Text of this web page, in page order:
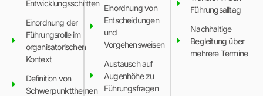
Entwicklungsschritten
Einordnung der
Führungsrolle im
organisatorischen
Kontext
Definition von
Schwerpunktthemen
Einordnung von
Entscheidungen
und
Vorgehensweisen
Austausch auf
Augenhöhe zu
Führungsfragen
Führungsalltag
Nachhaltige
Begleitung über
mehrere Termine